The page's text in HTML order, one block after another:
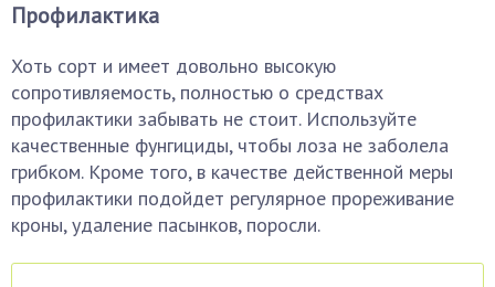
Профилактика
Хоть сорт и имеет довольно высокую
сопротивляемость, полностью о средствах
профилактики забывать не стоит. Используйте
качественные фунгициды, чтобы лоза не заболела
грибком. Кроме того, в качестве действенной меры
профилактики подойдет регулярное прореживание
кроны, удаление пасынков, поросли.